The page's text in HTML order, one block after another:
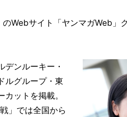
Webサイト「ヤンマガWeb」
デンルーキー・
ルグループ・東
ットを掲載。
」では全国から